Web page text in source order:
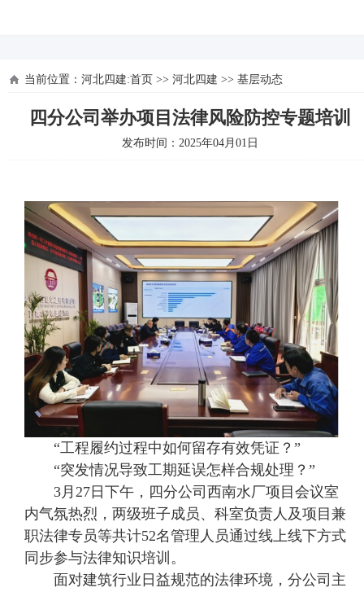
当前位置： 河北四建:首页 >> 河北四建 >> 基层动态
四分公司举办项目法律风险防控专题培训
发布时间：2025年04月01日
“工程履约过程中如何留存有效凭证？”
“突发情况导致工期延误怎样合规处理？”
3月27日下午，四分公司西南水厂项目会议室
内气氛热烈，两级班子成员、科室负责人及项目兼
职法律专员等共计52名管理人员通过线上线下方式
同步参与法律知识培训。
面对建筑行业日益规范的法律环境，分公司主